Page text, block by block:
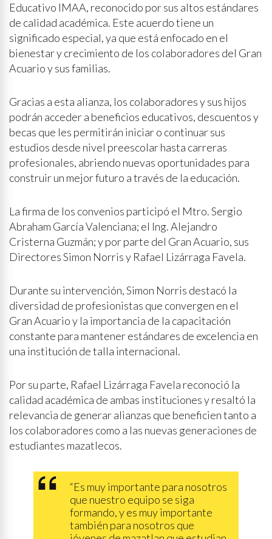
Educativo IMAA, reconocido por sus altos estándares
de calidad académica. Este acuerdo tiene un
significado especial, ya que está enfocado en el
bienestar y crecimiento de los colaboradores del Gran
Acuario y sus familias.
Gracias a esta alianza, los colaboradores y sus hijos
podrán acceder a beneficios educativos, descuentos y
becas que les permitirán iniciar o continuar sus
estudios desde nivel preescolar hasta carreras
profesionales, abriendo nuevas oportunidades para
construir un mejor futuro a través de la educación.
La firma de los convenios participó el Mtro. Sergio
Abraham García Valenciana; el Ing. Alejandro
Cristerna Guzmán; y por parte del Gran Acuario, sus
Directores Simon Norris y Rafael Lizárraga Favela.
Durante su intervención, Simon Norris destacó la
diversidad de profesionistas que convergen en el
Gran Acuario y la importancia de la capacitación
constante para mantener estándares de excelencia en
una institución de talla internacional.
Por su parte, Rafael Lizárraga Favela reconoció la
calidad académica de ambas instituciones y resaltó la
relevancia de generar alianzas que beneficien tanto a
los colaboradores como a las nuevas generaciones de
estudiantes mazatlecos.
“Es muy importante para nosotros
que nuestro equipo se siga
formando, y es muy importante
también para nosotros que